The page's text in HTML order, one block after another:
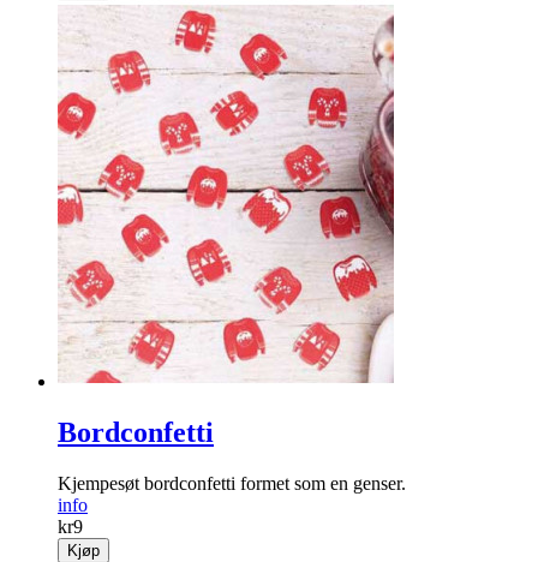
Bordconfetti
Kjempesøt bordconfetti formet som en genser.
info
kr9
Kjøp